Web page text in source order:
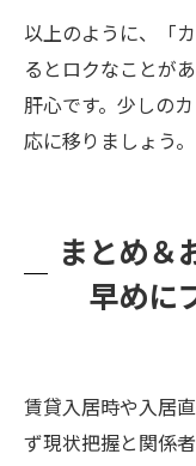
以上のように、「
るとロクなことが
肝心です。少しの
応に移りましょう。
まとめ＆
早めに
賃貸入居時や入居
ず現状把握と関係